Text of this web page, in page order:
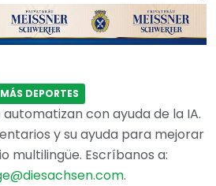
MÁS DEPORTES
con ayuda de la IA.
y su ayuda para mejorar
multilingüe. Escríbanos a:
.